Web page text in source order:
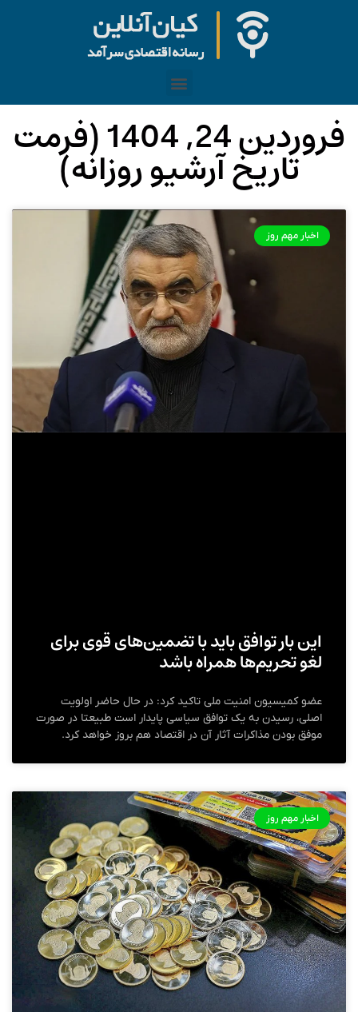
فروردین 24, 1404 (فرمت
تاریخ آرشیو روزانه)
اخبار مهم روز
این بار توافق باید با تضمین‌های قوی برای
لغو تحریم‌ها همراه باشد
عضو کمیسیون امنیت ملی تاکید کرد: در حال حاضر اولویت
اصلی، رسیدن به یک توافق سیاسی پایدار است طبیعتا در صورت
موفق بودن مذاکرات آثار آن در اقتصاد هم بروز خواهد کرد.
اخبار مهم روز